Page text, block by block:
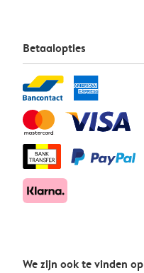
Betaalopties
We zijn ook te vinden op